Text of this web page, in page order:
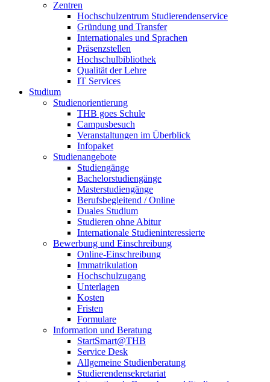
Zentren
Hochschulzentrum Studierendenservice
Gründung und Transfer
Internationales und Sprachen
Präsenzstellen
Hochschulbibliothek
Qualität der Lehre
IT Services
Studium
Studienorientierung
THB goes Schule
Campusbesuch
Veranstaltungen im Überblick
Infopaket
Studienangebote
Studiengänge
Bachelorstudiengänge
Masterstudiengänge
Berufsbegleitend / Online
Duales Studium
Studieren ohne Abitur
Internationale Studieninteressierte
Bewerbung und Einschreibung
Online-Einschreibung
Immatrikulation
Hochschulzugang
Unterlagen
Kosten
Fristen
Formulare
Information und Beratung
StartSmart@THB
Service Desk
Allgemeine Studienberatung
Studierendensekretariat